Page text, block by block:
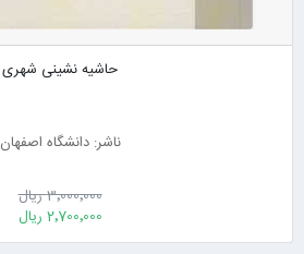
حاشیه نشینی شهری
ناشر: دانشگاه اصفهان
3٬000٬000 ریال
2٬700٬000 ریال